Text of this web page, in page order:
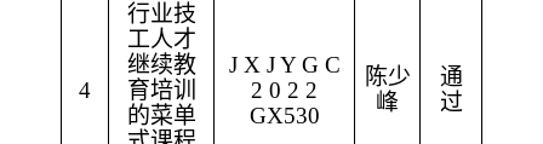
4
行业技
工人才
继续教
育培训
的菜单
J X J Y G C
2 0 2 2
GX530
陈少
峰
通
过